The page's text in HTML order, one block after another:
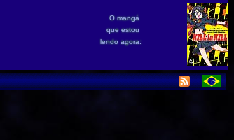
O mangá
que estou
lendo agora: